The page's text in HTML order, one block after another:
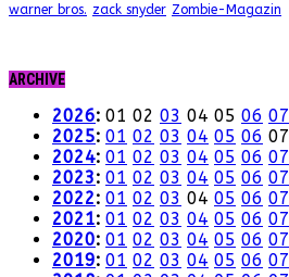
warner bros. zack snyder Zombie-Magazin
ARCHIVE
2026: 01 02 03 04 05 06 07
2025: 01 02 03 04 05 06 07
2024: 01 02 03 04 05 06 07
2023: 01 02 03 04 05 06 07
2022: 01 02 03 04 05 06 07
2021: 01 02 03 04 05 06 07
2020: 01 02 03 04 05 06 07
2019: 01 02 03 04 05 06 07